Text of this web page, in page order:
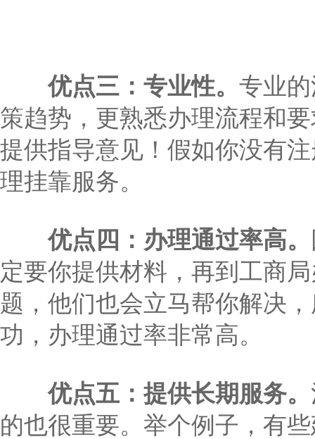
优点三：专业性。 专业
策趋势，更熟悉办理流程和
提供指导意见！假如你没有
理挂靠服务。
优点四：办理通过率高。
定要你提供材料，再到工商
题，他们也会立马帮你解决
功，办理通过率非常高。
优点五：提供长期服务。
的也很重要。举个例子，有